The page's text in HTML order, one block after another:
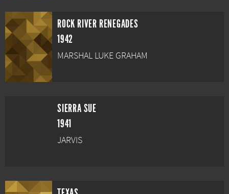
ROCK RIVER RENEGADES
1942
MARSHAL LUKE GRAHAM
SIERRA SUE
1941
JARVIS